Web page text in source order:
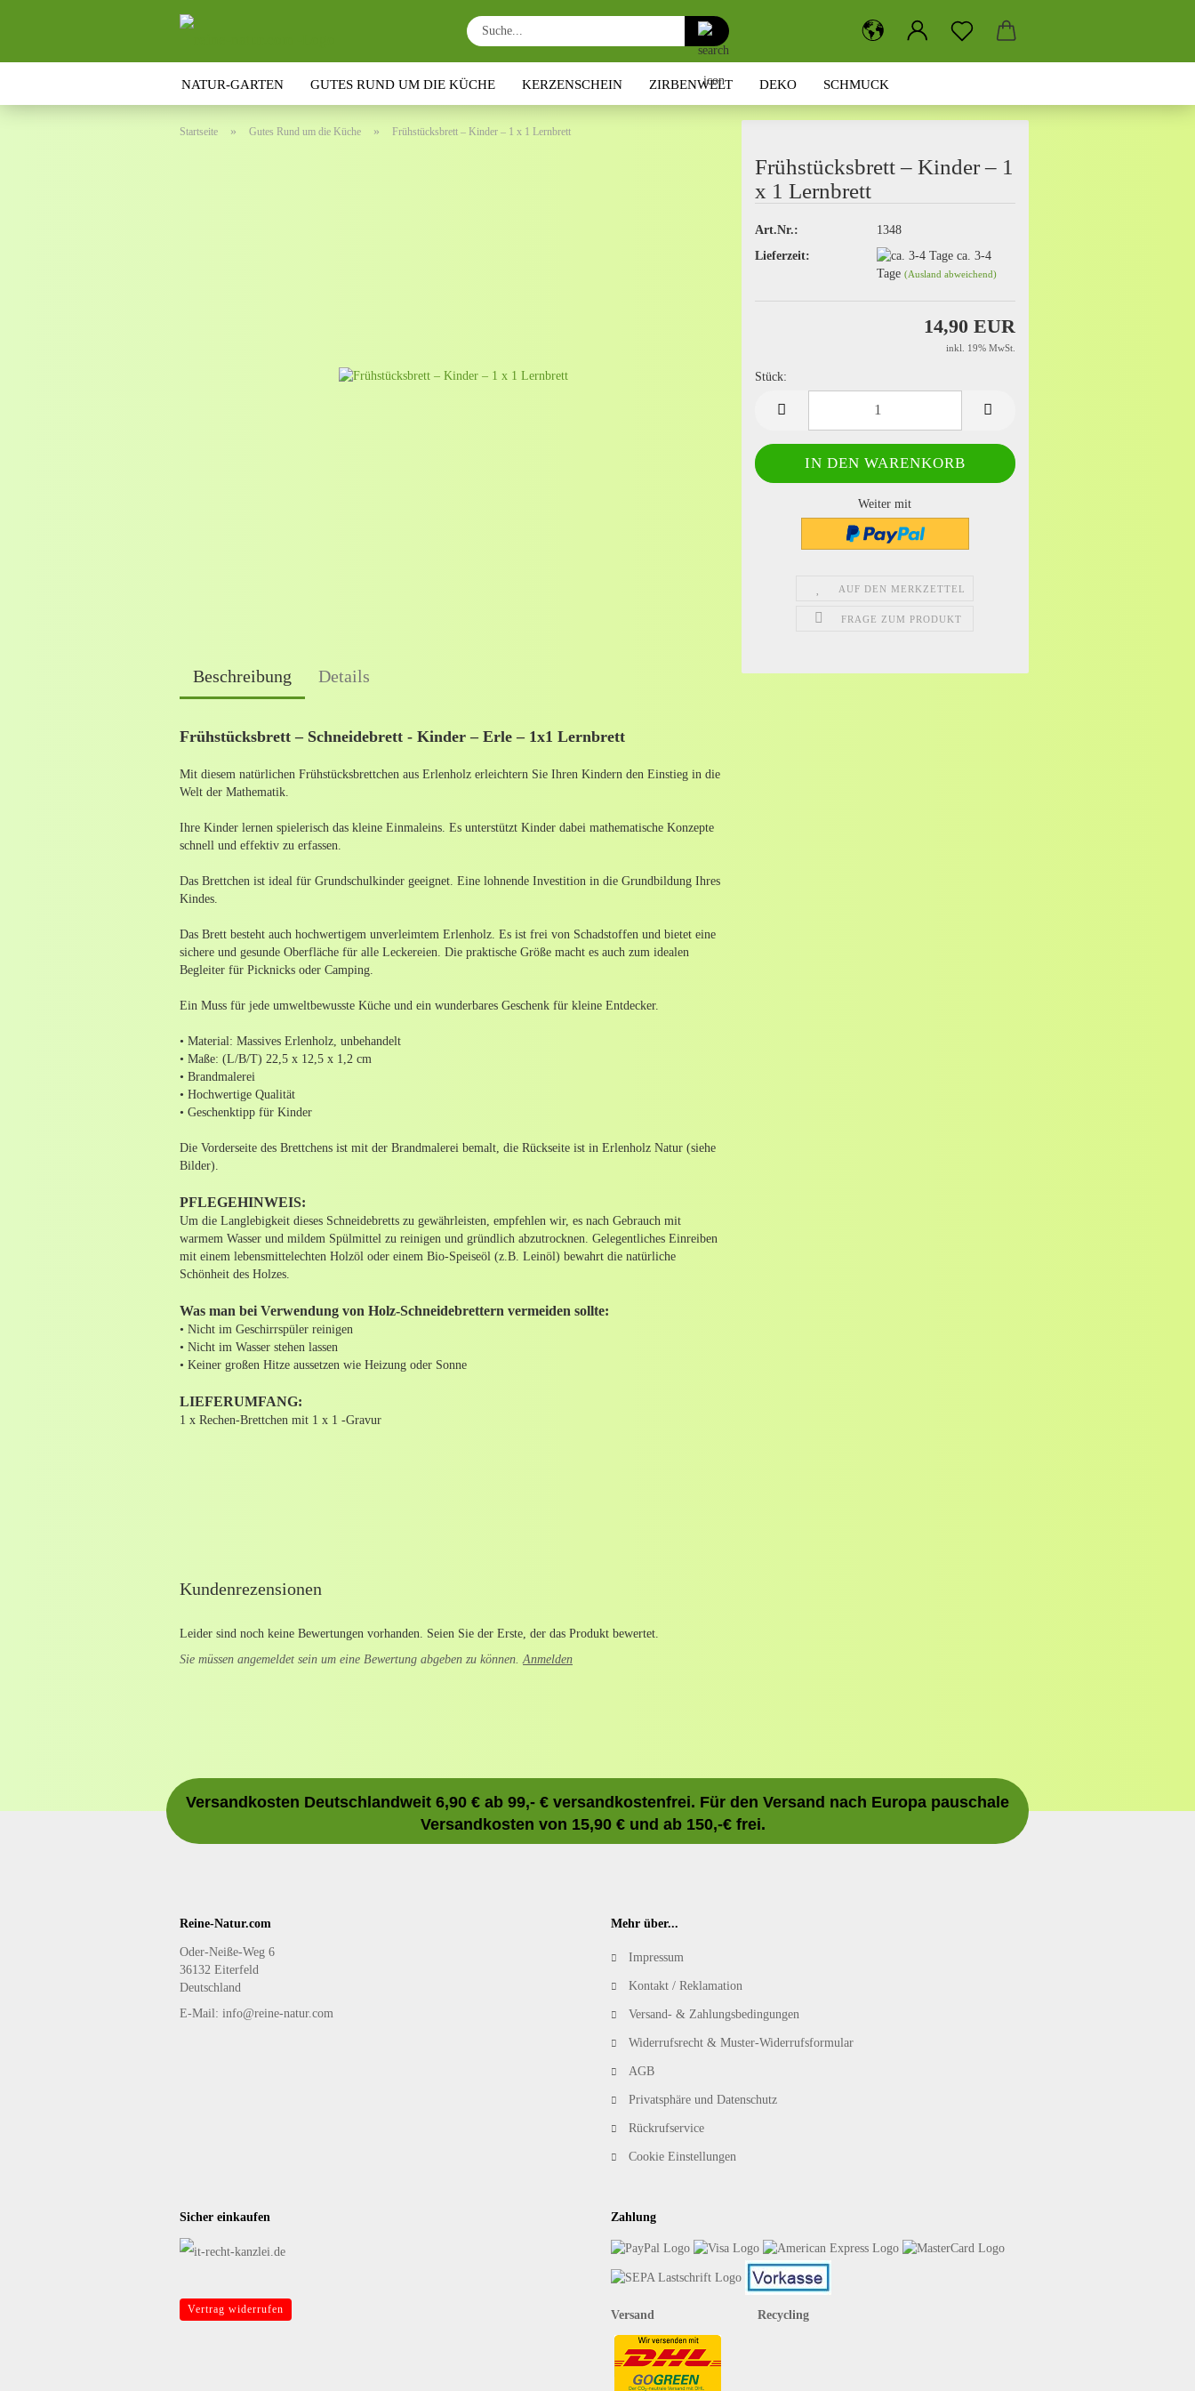
Suche...
NATUR-GARTEN GUTES RUND UM DIE KÜCHE KERZENSCHEIN ZIRBENWELT DEKO SCHMUCK
Startseite » Gutes Rund um die Küche » Frühstücksbrett – Kinder – 1 x 1 Lernbrett
Frühstücksbrett – Kinder – 1
x 1 Lernbrett
Art.Nr.:
1348
Lieferzeit:
ca. 3-4
Tage (Ausland abweichend)
14,90 EUR
inkl. 19% MwSt.
Stück:
Stück
Weiter mit
AUF DEN MERKZETTEL
FRAGE ZUM PRODUKT
Beschreibung Details
Frühstücksbrett – Schneidebrett - Kinder – Erle – 1x1 Lernbrett
Mit diesem natürlichen Frühstücksbrettchen aus Erlenholz erleichtern Sie Ihren Kindern den Einstieg in die
Welt der Mathematik.
Ihre Kinder lernen spielerisch das kleine Einmaleins. Es unterstützt Kinder dabei mathematische Konzepte
schnell und effektiv zu erfassen.
Das Brettchen ist ideal für Grundschulkinder geeignet. Eine lohnende Investition in die Grundbildung Ihres
Kindes.
Das Brett besteht auch hochwertigem unverleimtem Erlenholz. Es ist frei von Schadstoffen und bietet eine
sichere und gesunde Oberfläche für alle Leckereien. Die praktische Größe macht es auch zum idealen
Begleiter für Picknicks oder Camping.
Ein Muss für jede umweltbewusste Küche und ein wunderbares Geschenk für kleine Entdecker.
• Material: Massives Erlenholz, unbehandelt
• Maße: (L/B/T) 22,5 x 12,5 x 1,2 cm
• Brandmalerei
• Hochwertige Qualität
• Geschenktipp für Kinder
Die Vorderseite des Brettchens ist mit der Brandmalerei bemalt, die Rückseite ist in Erlenholz Natur (siehe
Bilder).
PFLEGEHINWEIS:
Um die Langlebigkeit dieses Schneidebretts zu gewährleisten, empfehlen wir, es nach Gebrauch mit
warmem Wasser und mildem Spülmittel zu reinigen und gründlich abzutrocknen. Gelegentliches Einreiben
mit einem lebensmittelechten Holzöl oder einem Bio-Speiseöl (z.B. Leinöl) bewahrt die natürliche
Schönheit des Holzes.
Was man bei Verwendung von Holz-Schneidebrettern vermeiden sollte:
• Nicht im Geschirrspüler reinigen
• Nicht im Wasser stehen lassen
• Keiner großen Hitze aussetzen wie Heizung oder Sonne
LIEFERUMFANG:
1 x Rechen-Brettchen mit 1 x 1 -Gravur
Kundenrezensionen
Leider sind noch keine Bewertungen vorhanden. Seien Sie der Erste, der das Produkt bewertet.
Sie müssen angemeldet sein um eine Bewertung abgeben zu können.Anmelden
Versandkosten Deutschlandweit 6,90 € ab 99,- € versandkostenfrei. Für den Versand nach Europa pauschale
Versandkosten von 15,90 € und ab 150,-€ frei.
Reine-Natur.com
Oder-Neiße-Weg 6
36132 Eiterfeld
Deutschland
E-Mail: info@reine-natur.com
Mehr über...
Impressum
Kontakt / Reklamation
Versand- & Zahlungsbedingungen
Widerrufsrecht & Muster-Widerrufsformular
AGB
Privatsphäre und Datenschutz
Rückrufservice
Cookie Einstellungen
Sicher einkaufen
Vertrag widerrufen
Zahlung
Versand Recycling